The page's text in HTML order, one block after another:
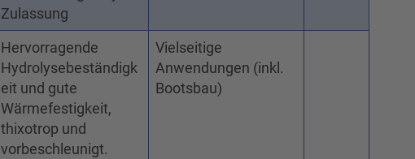
Zulassung
Hervorragende
Hydrolysebeständigk
eit und gute
Wärmefestigkeit,
thixotrop und
vorbeschleunigt.
Vielseitige
Anwendungen (inkl.
Bootsbau)